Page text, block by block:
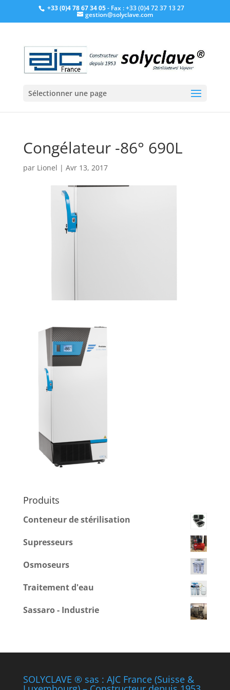
+33 (0)4 78 67 34 05- Fax : +33 (0)4 72 37 13 27
gestion@solyclave.com
Sélectionner une page
Congélateur -86° 690L
par Lionel | Avr 13, 2017
Produits
Conteneur de stérilisation
Supresseurs
Osmoseurs
Traitement d'eau
Sassaro - Industrie
SOLYCLAVE ® sas : AJC France (Suisse &